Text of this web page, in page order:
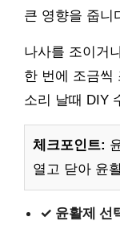
큰 영향을 줍니
나사를 조이거
한 번에 조금씩
소리 날때 DIY
체크포인트:
열고 닫아 윤
✓ 윤활제 선